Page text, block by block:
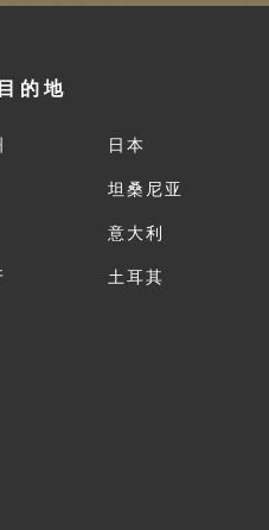
的地
日本
坦桑尼亚
意大利
土耳其